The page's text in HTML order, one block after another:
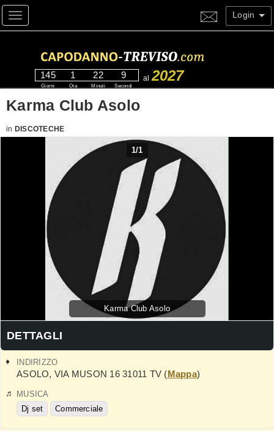
Toggle navigation Login
145
Giorni
1
Ora
22
Minuti
9
Secondi
al 2027
Karma Club Asolo
in DISCOTECHE
1/1
Karma Club Asolo
DETTAGLI
INDIRIZZO
ASOLO, VIA MUSON 16 31011 TV (Mappa)
MUSICA
Dj set
Commerciale